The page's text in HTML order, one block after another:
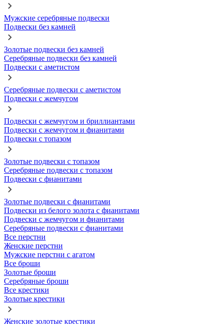
Мужские серебряные подвески
Подвески без камней
Золотые подвески без камней
Серебряные подвески без камней
Подвески с аметистом
Серебряные подвески с аметистом
Подвески с жемчугом
Подвески с жемчугом и бриллиантами
Подвески с жемчугом и фианитами
Подвески с топазом
Золотые подвески с топазом
Серебряные подвески с топазом
Подвески с фианитами
Золотые подвески с фианитами
Подвески из белого золота с фианитами
Подвески с жемчугом и фианитами
Серебряные подвески с фианитами
Все перстни
Женские перстни
Мужские перстни с агатом
Все броши
Золотые броши
Серебряные броши
Все крестики
Золотые крестики
Женские золотые крестики